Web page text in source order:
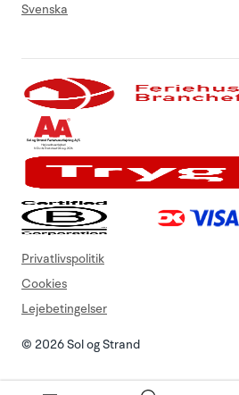
Svenska
© 2026 Sol og Strand
Privatlivspolitik
Cookies
Lejebetingelser